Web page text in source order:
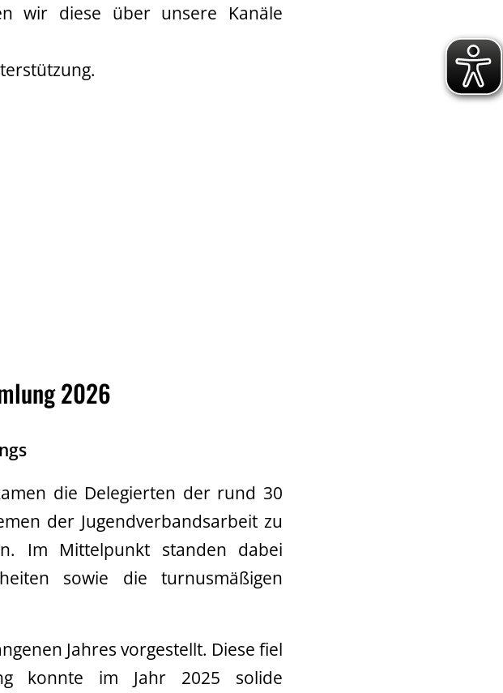
wir diese über unsere Kanäle
2026
die Delegierten der rund 30
der Jugendverbandsarbeit zu
Im Mittelpunkt standen dabei
sowie die turnusmäßigen
Jahres vorgestellt. Diese fiel
konnte im Jahr 2025 solide